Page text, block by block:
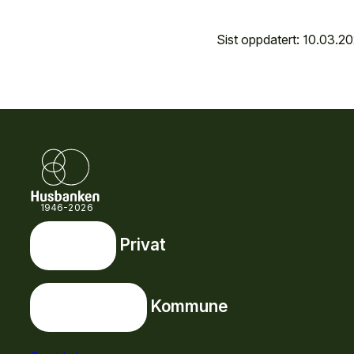
Sist oppdatert:
1946-2026
Snarveier
Privat
Kommune